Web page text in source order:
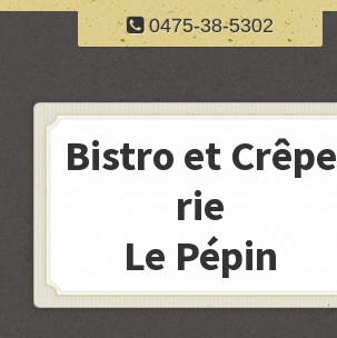
0475-38-5302
Bistro et Crêpe
rie
Le Pépin